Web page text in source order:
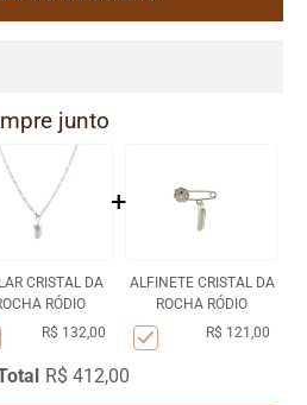
junto
CRISTAL DA
RÓDIO
R$ 132,00
+
ALFINETE CRISTAL DA
ROCHA RÓDIO
R$ 121,00
R$ 412,00